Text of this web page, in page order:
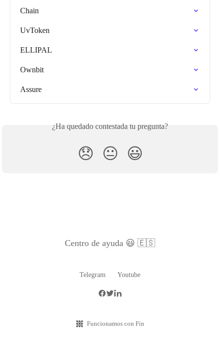
Chain
UvToken
ELLIPAL
Ownbit
Assure
¿Ha quedado contestada tu pregunta?
😞 😐 😃
Centro de ayuda 😃 🇪🇸
Telegram Youtube
Funcionamos con Fin